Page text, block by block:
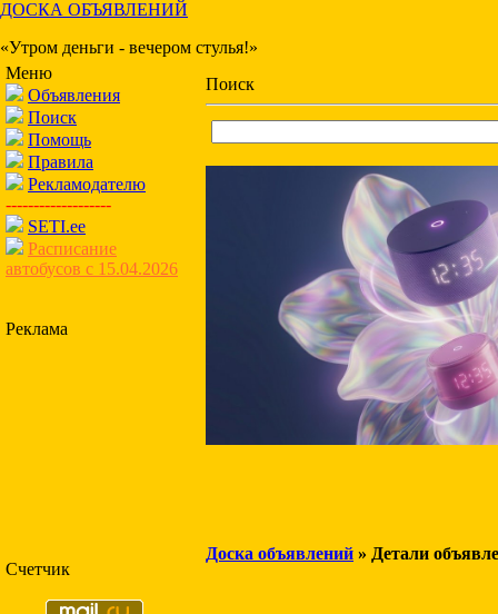
ДОСКА ОБЪЯВЛЕНИЙ
«Утром деньги - вечером стулья!»
Меню
Объявления
Поиск
Помощь
Правила
Рекламодателю
-------------------
SETI.ee
Расписание
автобусов с 15.04.2026
Реклама
Счетчик
Поиск
Доска объявлений » Детали